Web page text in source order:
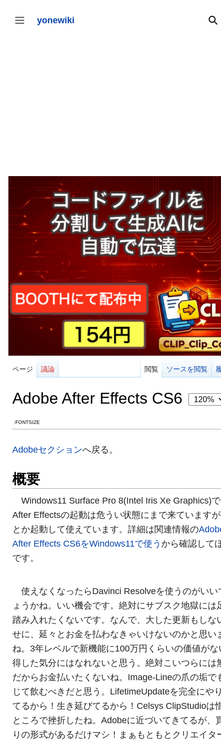
テ
サイドバーの切り替え yonewiki 検
ページ 議論 閲覧 ソースを閲覧
Adobe After Effects CS6
:FONTSIZE
Adobeセクションへ戻る。
概要
Windows11 Surface Pro 8(Intel Iris Xe Graphics)
After Effectsの起動は危うい状態にまで来ています
とか起動して使えています。詳細は関連情報の
After Effects CS6をWindows11で使うから確認して
です。
使えなくなったらDavinci Resolveを使うのがいい
ょうかね。いい機会です。絶対にサブスク地獄には
踏み入れたくないです。なんで、大した更新もしな
せに、延々とお金を払わなきゃいけないのかと思い
ね。3年レベルで新機能に100万円くらいの価値がな
得した気分にはなれないと思う。絶対こいつらには
だからお金払いたくないね。Image-Lineの爪の垢で
じて飲むべきだと思う。LifetimeUpdateを完全にや
てるから！生き延びてるから！Celsys ClipStudioは
ところで挫折したね。Adobeに近づいてきてるが、
りの形式があるだけマシ！まぁもともとクリエイタ